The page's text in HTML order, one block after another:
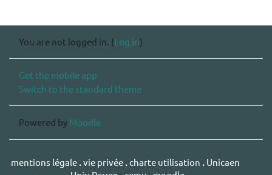
You are not logged in. (Log in)
Get the mobile app
Switch to the standard theme
Powered by Moodle
mentions légale .vie privée .charte utilisation . Unicaen